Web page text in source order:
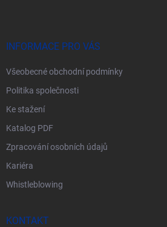
INFORMACE PRO VÁS
Všeobecné obchodní podmínky
Politika společnosti
Ke stažení
Katalog PDF
Zpracování osobních údajů
Kariéra
Whistleblowing
KONTAKT